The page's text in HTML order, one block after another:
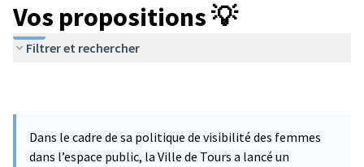
Vos propositions 💡
Filtrer et rechercher
Dans le cadre de sa politique de visibilité des femmes
dans l’espace public, la Ville de Tours a lancé un